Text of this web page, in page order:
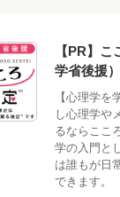
【PR】
学省後援）
【心理学を
し心理学や
るならここ
学の入門と
は誰もが日
できます。